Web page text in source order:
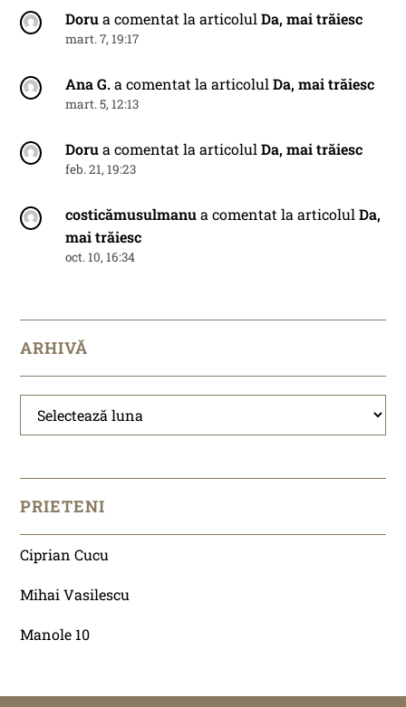
Dorua comentat la articolulDa, mai trăiesc
mart. 7, 19:17
Ana G.a comentat la articolulDa, mai trăiesc
mart. 5, 12:13
Dorua comentat la articolulDa, mai trăiesc
feb. 21, 19:23
costicămusulmanua comentat la articolulDa,
mai trăiesc
oct. 10, 16:34
ARHIVĂ
Arhivă
PRIETENI
Ciprian Cucu
Mihai Vasilescu
Manole 10